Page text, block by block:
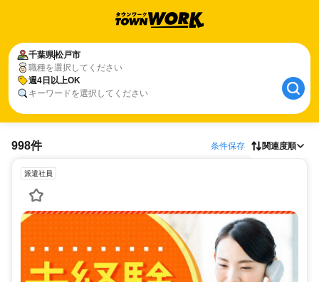
千葉県松戸市
職種を選択してください
週4日以上OK
キーワードを選択してください
998件 条件保存 関連度順
派遣社員